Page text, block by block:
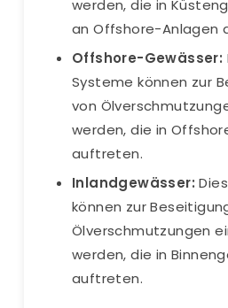
werden, die in
an Offshore-Anlagen
Offshore-Gewässer:
Systeme können zur
von
werden, die in
auftreten.
Inlandgewässer:
können zur
Ölverschmutzungen
werden, die in
auftreten.